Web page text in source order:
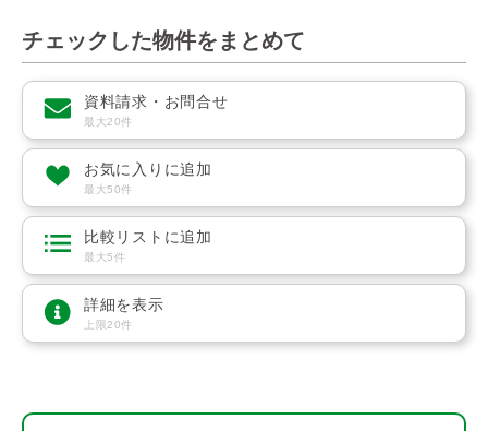
チェックした物件をまとめて
資料請求・お問合せ
最大20件
お気に入りに追加
最大50件
比較リストに追加
最大5件
詳細を表示
上限20件